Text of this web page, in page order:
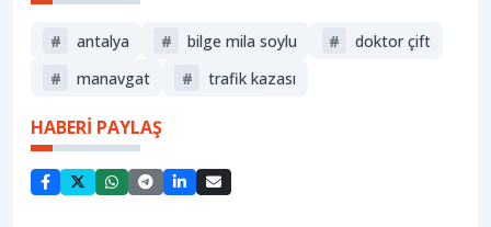
# antalya # bilge mila soylu #
doktor çift
#
manavgat # trafik kazası
HABERİ PAYLAŞ